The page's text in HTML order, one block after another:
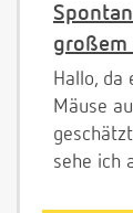
großem
Hallo, da
Mäuse
sehe ich